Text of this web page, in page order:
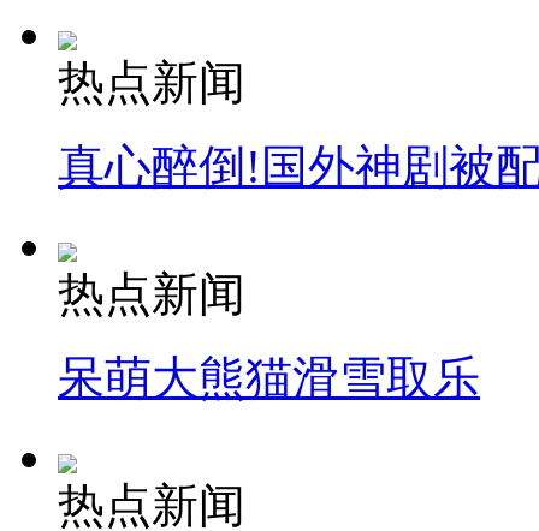
纽约上演“枕头大战”
司机酒驾遇交警 急速倒车逃窜
热点新闻
真心醉倒!国外神剧被
热点新闻
呆萌大熊猫滑雪取乐
热点新闻